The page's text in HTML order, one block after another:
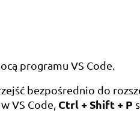
programu VS Code.
bezpośrednio do
VS Code, Ctrl + Shift + P